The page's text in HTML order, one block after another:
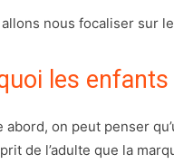
nous focaliser sur
les enfants
abord, on peut penser
de l’adulte que la